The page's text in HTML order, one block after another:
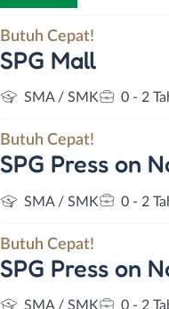
Butuh Cepat!
SPG Mall
SMA / SMK 0 - 2
Butuh Cepat!
SPG Press on
SMA / SMK 0 - 2
Butuh Cepat!
SPG Press on
SMA / SMK 0 - 2